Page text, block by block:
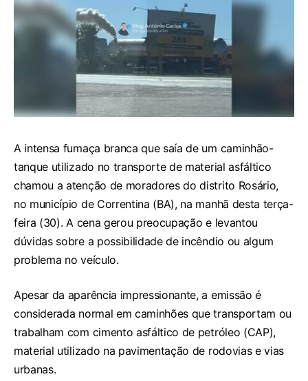
A intensa fumaça branca que saía de um caminhão-
tanque utilizado no transporte de material asfáltico
chamou a atenção de moradores do distrito Rosário,
no município de Correntina (BA), na manhã desta terça-
feira (30). A cena gerou preocupação e levantou
dúvidas sobre a possibilidade de incêndio ou algum
problema no veículo.
Apesar da aparência impressionante, a emissão é
considerada normal em caminhões que transportam ou
trabalham com cimento asfáltico de petróleo (CAP),
material utilizado na pavimentação de rodovias e vias
urbanas.